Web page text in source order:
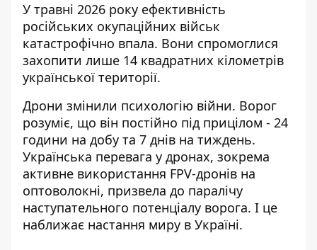
У травні 2026 року ефективність
російських окупаційних військ
катастрофічно впала. Вони спромоглися
захопити лише 14 квадратних кілометрів
української території.
Дрони змінили психологію війни. Ворог
розуміє, що він постійно під прицілом - 24
години на добу та 7 днів на тиждень.
Українська перевага у дронах, зокрема
активне використання FPV-дронів на
оптоволокні, призвела до паралічу
наступательного потенціалу ворога. І це
наближає настання миру в Україні.